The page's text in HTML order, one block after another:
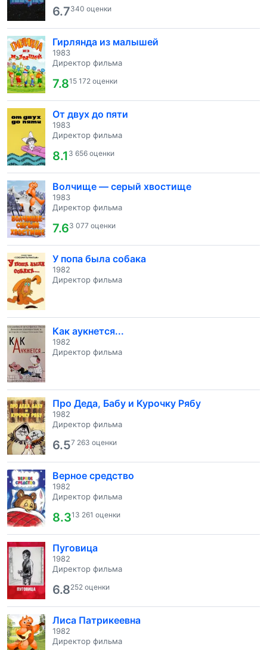
6.7340 оценки
Гирлянда из малышей
1983
Директор фильма
7.815 172 оценки
От двух до пяти
1983
Директор фильма
8.1 3 656 оценки
Волчище — серый хвостище
1983
Директор фильма
7.63 077 оценки
У попа была собака
1982
Директор фильма
Как аукнется...
1982
Директор фильма
Про Деда, Бабу и Курочку Рябу
1982
Директор фильма
6.57 263 оценки
Верное средство
1982
Директор фильма
8.313 261 оценки
Пуговица
1982
Директор фильма
6.8252 оценки
Лиса Патрикеевна
1982
Директор фильма